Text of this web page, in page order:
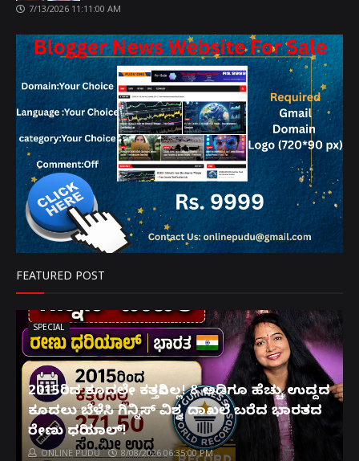
7/13/2026 11:11:00 AM
FEATURED POST
SPECIAL
2015ರಿಂದ ಕೂದಲೇ ಕತ್ತರಿಸಿಲ್ಲ! 8 ಅಡಿಗೂ ಹೆಚ್ಚು ಉದ್ದದ
ಕೂದಲು ಬೆಳೆಸಿ ಗಿನ್ನಿಸ್ ವಿಶ್ವ ದಾಖಲೆ ಬರೆದ ಭಾರತದ
ರೇಣು ಧರಿಯಾಲ್!
ONLINE PUDU 8/08/2026 06:35:00 PM